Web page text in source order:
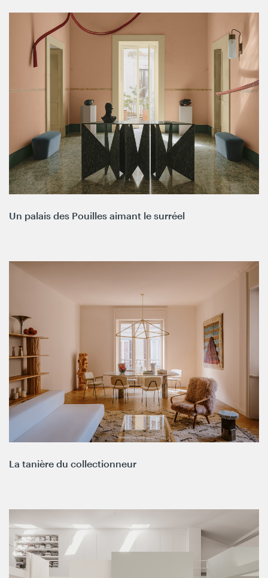
Un palais des Pouilles aimant le surréel
La tanière du collectionneur